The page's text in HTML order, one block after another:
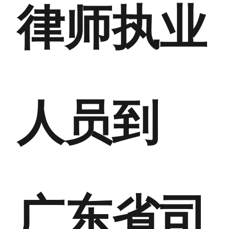
律师执业
人员到
广东省司